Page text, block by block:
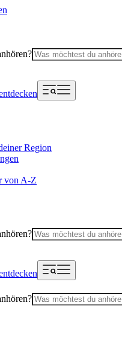
Region
von A-Z